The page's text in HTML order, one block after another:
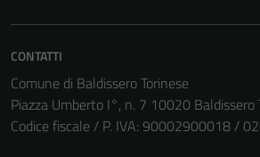
CONTATTI
Comune di Baldissero Torinese
Piazza Umberto I°, n. 7 10020 Baldissero
Codice fiscale / P. IVA: 90002900018 /